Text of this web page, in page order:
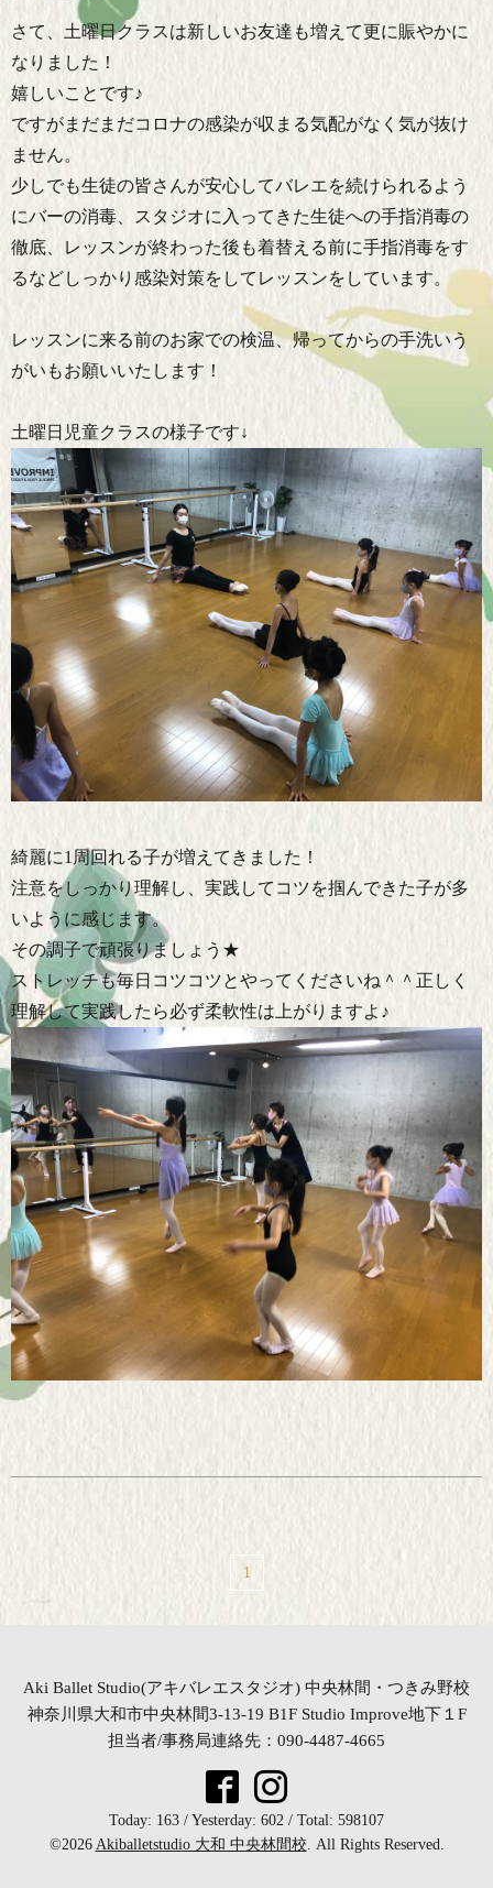
さて、土曜日クラスは新しいお友達も増えて更に賑やかに
なりました！
嬉しいことです♪
ですがまだまだコロナの感染が収まる気配がなく気が抜け
ません。
少しでも生徒の皆さんが安心してバレエを続けられるよう
にバーの消毒、スタジオに入ってきた生徒への手指消毒の
徹底、レッスンが終わった後も着替える前に手指消毒をす
るなどしっかり感染対策をしてレッスンをしています。
レッスンに来る前のお家での検温、帰ってからの手洗いう
がいもお願いいたします！
土曜日児童クラスの様子です↓
綺麗に1周回れる子が増えてきました！
注意をしっかり理解し、実践してコツを掴んできた子が多
いように感じます。
その調子で頑張りましょう★
ストレッチも毎日コツコツとやってくださいね＾＾正しく
理解して実践したら必ず柔軟性は上がりますよ♪
1
Aki Ballet Studio(アキバレエスタジオ) 中央林間・つきみ野校
神奈川県大和市中央林間3-13-19 B1F Studio Improve地下１F
担当者/事務局連絡先：090-4487-4665
Today: 163 / Yesterday: 602 / Total: 598107
©2026 Akiballetstudio 大和 中央林間校. All Rights Reserved.